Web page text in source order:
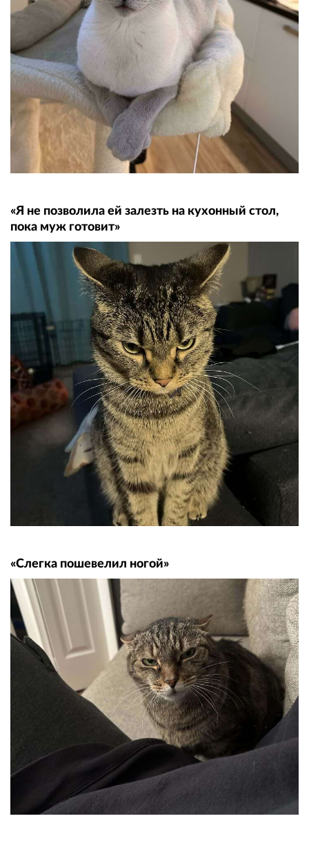
«Я не позволила ей залезть на кухонный стол,
пока муж готовит»
«Слегка пошевелил ногой»